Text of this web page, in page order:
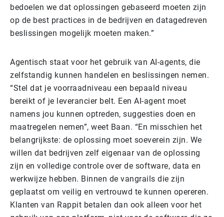
bedoelen we dat oplossingen gebaseerd moeten zijn
op de best practices in de bedrijven en datagedreven
beslissingen mogelijk moeten maken.”
Agentisch staat voor het gebruik van AI-agents, die
zelfstandig kunnen handelen en beslissingen nemen.
“Stel dat je voorraadniveau een bepaald niveau
bereikt of je leverancier belt. Een AI-agent moet
namens jou kunnen optreden, suggesties doen en
maatregelen nemen”, weet Baan. “En misschien het
belangrijkste: de oplossing moet soeverein zijn. We
willen dat bedrijven zelf eigenaar van de oplossing
zijn en volledige controle over de software, data en
werkwijze hebben. Binnen de vangrails die zijn
geplaatst om veilig en vertrouwd te kunnen opereren.
Klanten van Rappit betalen dan ook alleen voor het